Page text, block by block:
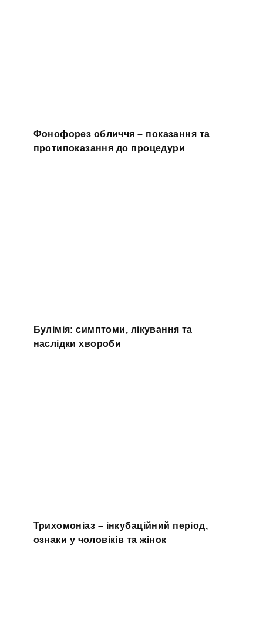
Фонофорез обличчя – показання та
протипоказання до процедури
Булімія: симптоми, лікування та
наслідки хвороби
Трихомоніаз – інкубаційний період,
ознаки у чоловіків та жінок